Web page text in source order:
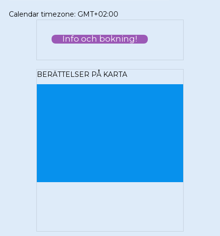
Calendar timezone: GMT+02:00
Info och bokning!
BERÄTTELSER PÅ KARTA